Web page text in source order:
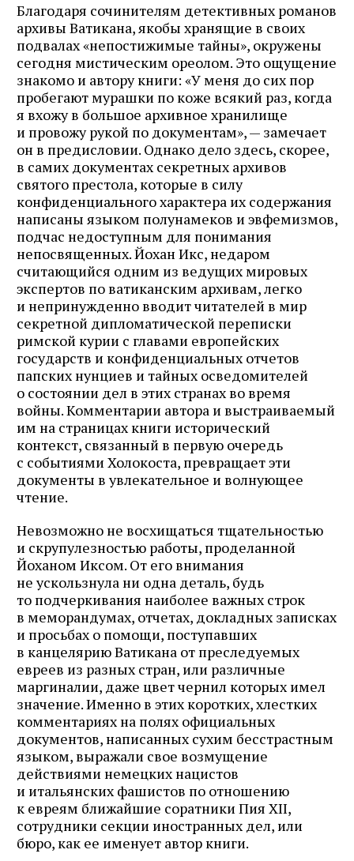
Благодаря сочинителям детективных романов
архивы Ватикана, якобы хранящие в своих
подвалах «непостижимые тайны», окружены
сегодня мистическим ореолом. Это ощущение
знакомо и автору книги: «У меня до сих пор
пробегают мурашки по коже всякий раз, когда
я вхожу в большое архивное хранилище
и провожу рукой по документам», — замечает
он в предисловии. Однако дело здесь, скорее,
в самих документах секретных архивов
святого престола, которые в силу
конфиденциального характера их содержания
написаны языком полунамеков и эвфемизмов,
подчас недоступным для понимания
непосвященных. Йохан Икс, недаром
считающийся одним из ведущих мировых
экспертов по ватиканским архивам, легко
и непринужденно вводит читателей в мир
секретной дипломатической переписки
римской курии с главами европейских
государств и конфиденциальных отчетов
папских нунциев и тайных осведомителей
о состоянии дел в этих странах во время
войны. Комментарии автора и выстраиваемый
им на страницах книги исторический
контекст, связанный в первую очередь
с событиями Холокоста, превращает эти
документы в увлекательное и волнующее
чтение.
Невозможно не восхищаться тщательностью
и скрупулезностью работы, проделанной
Йоханом Иксом. От его внимания
не ускользнула ни одна деталь, будь
то подчеркивания наиболее важных строк
в меморандумах, отчетах, докладных записках
и просьбах о помощи, поступавших
в канцелярию Ватикана от преследуемых
евреев из разных стран, или различные
маргиналии, даже цвет чернил которых имел
значение. Именно в этих коротких, хлестких
комментариях на полях официальных
документов, написанных сухим бесстрастным
языком, выражали свое возмущение
действиями немецких нацистов
и итальянских фашистов по отношению
к евреям ближайшие соратники Пия XII,
сотрудники секции иностранных дел, или
бюро, как ее именует автор книги.